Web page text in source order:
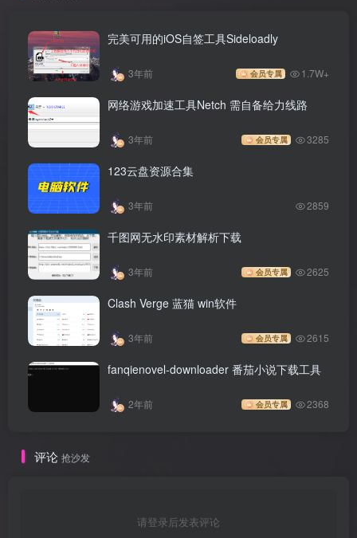
完美可用的iOS自签工具Sideloadly
3年前 会员专属 1.7W+
网络游戏加速工具Netch 需自备给力线路
3年前 会员专属 3285
123云盘资源合集
3年前 2859
千图网无水印素材解析下载
3年前 会员专属 2625
Clash Verge 蓝猫 win软件
3年前 会员专属 2615
fanqienovel-downloader 番茄小说下载工具
2年前 会员专属 2368
评论 抢沙发
请登录后发表评论